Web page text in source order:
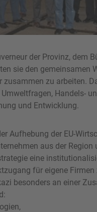
der Provinz, dem
sie den gemeinsamen
zu arbeiten.
Handels-
und Entwicklung.
Aufhebung der EU-
aus der
eine
für eigene
besonders an einer